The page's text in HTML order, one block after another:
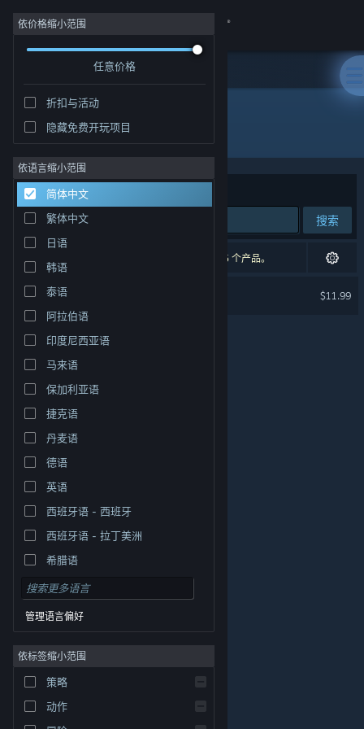
登录
社区
关于
客服
更改语言
获取 Steam 手机应用
查看桌面版网站
© Valve Corporation。保留所有权利。所有商标均为其在
律信息| 无障碍
依价格缩小范围
任意价格
折扣与活动
隐藏免费开玩项目
依语言缩小范围
简体中文
繁体中文
日语
韩语
泰语
阿拉伯语
印度尼西亚语
马来语
保加利亚语
捷克语
丹麦语
德语
英语
西班牙语 - 西班牙
西班牙语 - 拉丁美洲
希腊语
管理语言偏好
依标签缩小范围
策略
动作
开发者: Vlambeer
排序依据 相关性
搜索
1 个匹配的搜索结果。 根据您的偏好，已排除了 5 个产品。
$11.99